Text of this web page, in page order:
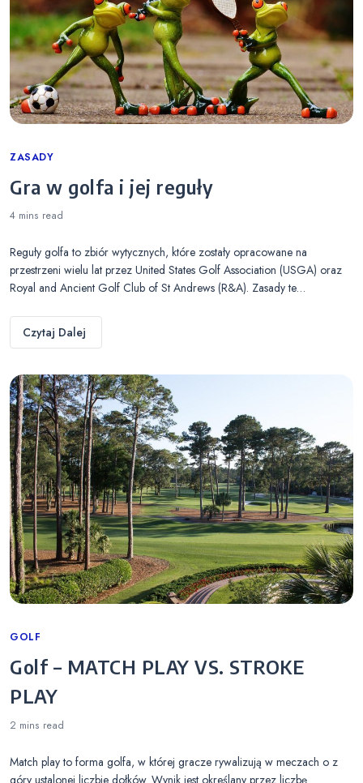
Categories
ZASADY
Gra w golfa i jej reguły
4 mins read
Reguły golfa to zbiór wytycznych, które zostały opracowane na
przestrzeni wielu lat przez United States Golf Association (USGA) oraz
Royal and Ancient Golf Club of St Andrews (R&A). Zasady te…
Czytaj Dalej
Categories
GOLF
Golf – MATCH PLAY VS. STROKE
PLAY
2 mins read
Match play to forma golfa, w której gracze rywalizują w meczach o z
góry ustalonej liczbie dołków. Wynik jest określany przez liczbę